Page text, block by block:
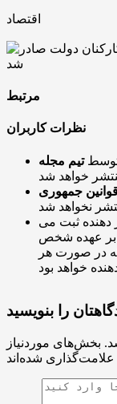
اقتصاد
مرتبط
نظرات کاربران
توسطتیم مجله
جمهوری
ثبت می
بر عهده شخص
در صورت هر
را بنویسید
بخش‌های موردنیاز